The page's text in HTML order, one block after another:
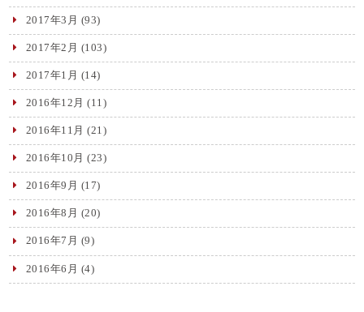
2017年3月 (93)
2017年2月 (103)
2017年1月 (14)
2016年12月 (11)
2016年11月 (21)
2016年10月 (23)
2016年9月 (17)
2016年8月 (20)
2016年7月 (9)
2016年6月 (4)